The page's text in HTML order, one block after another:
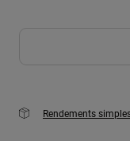
Rendements